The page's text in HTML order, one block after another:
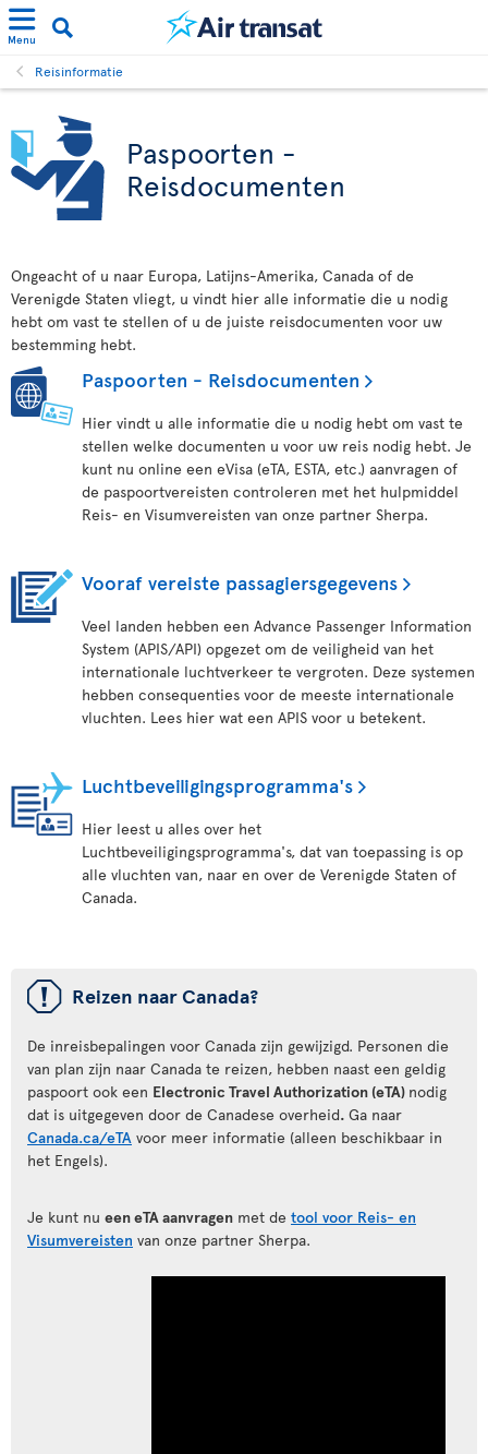
Menu
Reisinformatie
Paspoorten -
Reisdocumenten
Ongeacht of u naar Europa, Latijns-Amerika, Canada of de
Verenigde Staten vliegt, u vindt hier alle informatie die u nodig
hebt om vast te stellen of u de juiste reisdocumenten voor uw
bestemming hebt.
Paspoorten - Reisdocumenten
Hier vindt u alle informatie die u nodig hebt om vast te
stellen welke documenten u voor uw reis nodig hebt. Je
kunt nu online een eVisa (eTA, ESTA, etc.) aanvragen of
de paspoortvereisten controleren met het hulpmiddel
Reis- en Visumvereisten van onze partner Sherpa.
Vooraf vereiste passagiersgegevens
Veel landen hebben een Advance Passenger Information
System (APIS/API) opgezet om de veiligheid van het
internationale luchtverkeer te vergroten. Deze systemen
hebben consequenties voor de meeste internationale
vluchten. Lees hier wat een APIS voor u betekent.
Luchtbeveiligingsprogramma's
Hier leest u alles over het
Luchtbeveiligingsprogramma's, dat van toepassing is op
alle vluchten van, naar en over de Verenigde Staten of
Canada.
ü Reizen naar Canada?
De inreisbepalingen voor Canada zijn gewijzigd. Personen die
van plan zijn naar Canada te reizen, hebben naast een geldig
paspoort ook een Electronic Travel Authorization (eTA) nodig
dat is uitgegeven door de Canadese overheid. Ga naar
Canada.ca/eTA voor meer informatie (alleen beschikbaar in
het Engels).
Je kunt nu een eTA aanvragen met de tool voor Reis- en
Visumvereisten van onze partner Sherpa.